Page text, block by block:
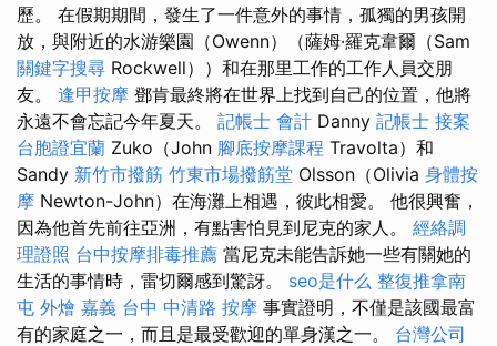
歷。 在假期期間，發生了一件意外的事情，孤獨的男孩開
放，與附近的水游樂園（Owenn）（薩姆·羅克韋爾（Sam
關鍵字搜尋 Rockwell））和在那里工作的工作人員交朋
友。 逢甲按摩 鄧肯最終將在世界上找到自己的位置，他將
永遠不會忘記今年夏天。 記帳士 會計 Danny 記帳士 接案
台胞證宜蘭 Zuko（John 腳底按摩課程 Travolta）和
Sandy 新竹市撥筋 竹東市場撥筋堂 Olsson（Olivia 身體按
摩 Newton-John）在海灘上相遇，彼此相愛。 他很興奮，
因為他首先前往亞洲，有點害怕見到尼克的家人。 經絡調
理證照 台中按摩排毒推薦 當尼克未能告訴她一些有關她的
生活的事情時，雷切爾感到驚訝。 seo是什么 整復推拿南
屯 外燴 嘉義 台中 中清路 按摩 事實證明，不僅是該國最富
有的家庭之一，而且是最受歡迎的單身漢之一。 台灣公司